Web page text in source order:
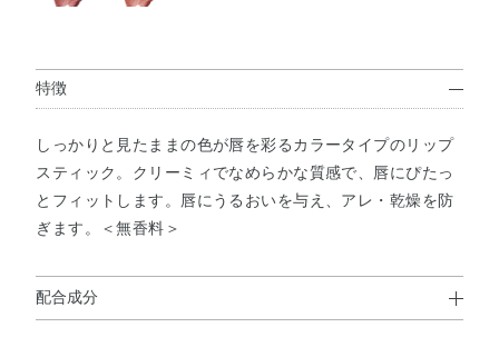
特徴
しっかりと見たままの色が唇を彩るカラータイプのリップ
スティック。クリーミィでなめらかな質感で、唇にぴたっ
とフィットします。唇にうるおいを与え、アレ・乾燥を防
ぎます。＜無香料＞
配合成分